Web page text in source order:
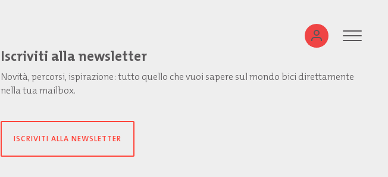
Iscriviti alla newsletter
Novità, percorsi, ispirazione: tutto quello che vuoi sapere sul mondo bici direttamente
nella tua mailbox.
ISCRIVITI ALLA NEWSLETTER